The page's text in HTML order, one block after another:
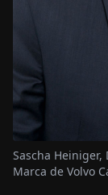
Sascha
Marca de Volvo